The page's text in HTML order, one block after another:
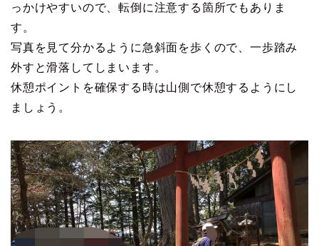
っかけやすいので、転倒に注意する箇所でもありま
す。
写真を見て分かるように急斜面を歩くので、一歩踏み
外すと滑落してしまいます。
休憩ポイントを確保する時は山側で休憩するようにし
ましょう。